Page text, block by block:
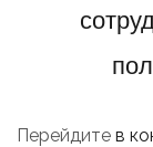
Перейдите в